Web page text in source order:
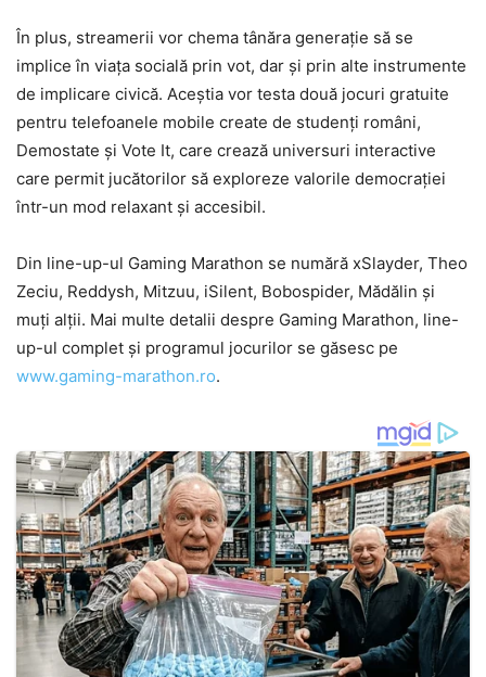
În plus, streamerii vor chema tânăra generație să se
implice în viața socială prin vot, dar și prin alte instrumente
de implicare civică. Aceștia vor testa două jocuri gratuite
pentru telefoanele mobile create de studenți români,
Demostate și Vote It, care crează universuri interactive
care permit jucătorilor să exploreze valorile democrației
într-un mod relaxant și accesibil.
Din line-up-ul Gaming Marathon se numără xSlayder, Theo
Zeciu, Reddysh, Mitzuu, iSilent, Bobospider, Mădălin și
muți alții. Mai multe detalii despre Gaming Marathon, line-
up-ul complet și programul jocurilor se găsesc pe
www.gaming-marathon.ro.